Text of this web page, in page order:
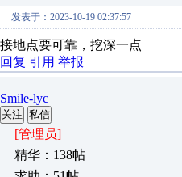
发表于：2023-10-19 02:37:57
接地点要可靠，挖深一点
回复 引用 举报
Smile-lyc
关注 私信
[管理员]
精华：138帖